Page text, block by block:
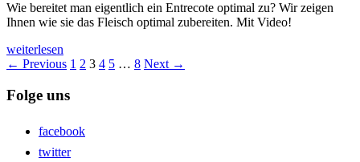
Wie bereitet man eigentlich ein Entrecote optimal zu? Wir zeigen
Ihnen wie sie das Fleisch optimal zubereiten. Mit Video!
weiterlesen
← Previous 1 2 3 4 5 … 8 Next →
Folge uns
facebook
twitter